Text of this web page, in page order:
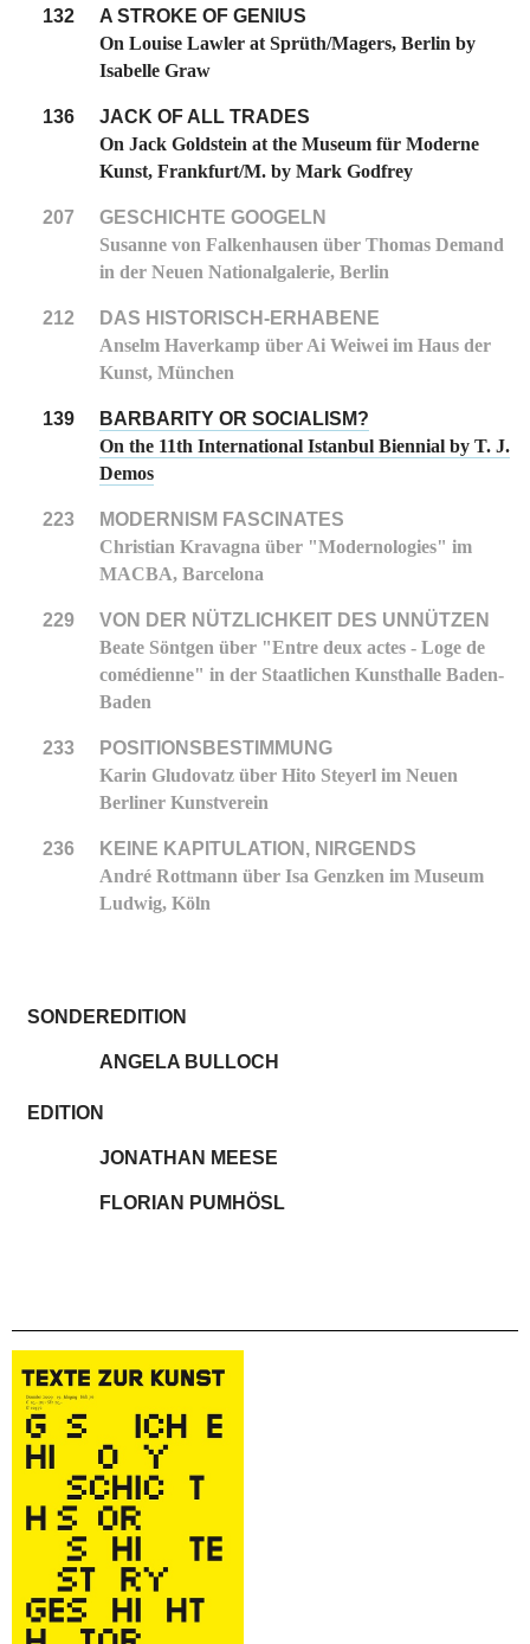
132
A STROKE OF GENIUS
On Louise Lawler at Sprüth/Magers, Berlin by
Isabelle Graw
136
JACK OF ALL TRADES
On Jack Goldstein at the Museum für Moderne
Kunst, Frankfurt/M. by Mark Godfrey
207
GESCHICHTE GOOGELN
Susanne von Falkenhausen über Thomas Demand
in der Neuen Nationalgalerie, Berlin
212
DAS HISTORISCH-ERHABENE
Anselm Haverkamp über Ai Weiwei im Haus der
Kunst, München
139
BARBARITY OR SOCIALISM?
On the 11th International Istanbul Biennial by T. J.
Demos
223
MODERNISM FASCINATES
Christian Kravagna über "Modernologies" im
MACBA, Barcelona
229
VON DER NÜTZLICHKEIT DES UNNÜTZEN
Beate Söntgen über "Entre deux actes - Loge de
comédienne" in der Staatlichen Kunsthalle Baden-
Baden
233
POSITIONSBESTIMMUNG
Karin Gludovatz über Hito Steyerl im Neuen
Berliner Kunstverein
236
KEINE KAPITULATION, NIRGENDS
André Rottmann über Isa Genzken im Museum
Ludwig, Köln
SONDEREDITION
ANGELA BULLOCH
EDITION
JONATHAN MEESE
FLORIAN PUMHÖSL